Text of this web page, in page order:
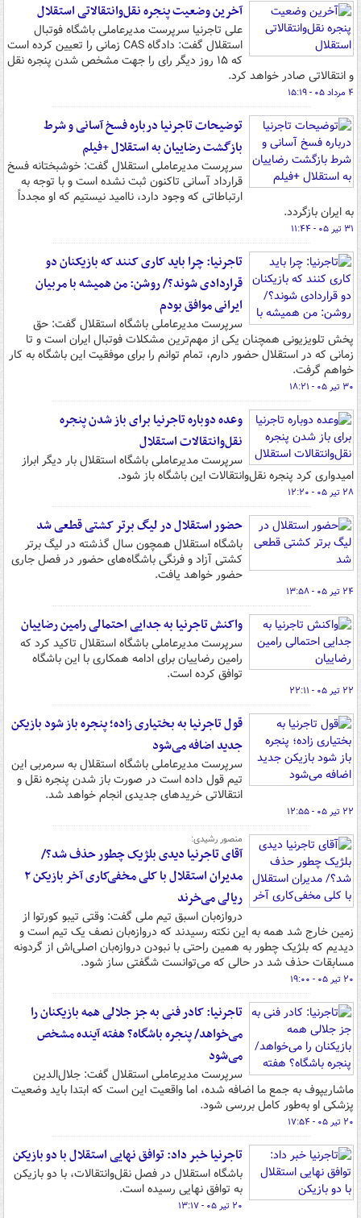
آخرین وضعیت پنجره نقل‌وانتقالاتی استقلال
علی تاجرنیا سرپرست مدیرعاملی باشگاه فوتبال
استقلال گفت: دادگاه CAS زمانی را تعیین کرده است
که ۱۵ روز دیگر رای را جهت مشخص شدن پنجره نقل
و انتقالاتی صادر خواهد کرد.
۴ مرداد ۰۵ - ۱۵:۱۹
توضیحات تاجرنیا درباره فسخ آسانی و شرط
بازگشت رضاییان به استقلال +فیلم
سرپرست مدیرعاملی استقلال گفت: خوشبختانه فسخ
قرارداد آسانی تاکنون ثبت نشده است و با توجه به
ارتباطاتی که وجود دارد، ناامید نیستیم که او مجدداً
به ایران بازگردد.
۳۱ تیر ۰۵ - ۱۱:۴۴
تاجرنیا: چرا باید کاری کنند که بازیکنان دو
قراردادی شوند؟/ روشن: من همیشه با مربیان
ایرانی موافق بودم
سرپرست مدیرعاملی باشگاه استقلال گفت: حق
پخش تلویزیونی همچنان یکی از مهم‌ترین مشکلات فوتبال ایران است و تا
زمانی که در استقلال حضور دارم، تمام توانم را برای موفقیت این باشگاه به کار
خواهم گرفت.
۳۰ تیر ۰۵ - ۱۸:۲۱
وعده دوباره تاجرنیا برای باز شدن پنجره
نقل‌وانتقالات استقلال
سرپرست مدیرعاملی باشگاه استقلال بار دیگر ابراز
امیدواری کرد پنجره نقل‌وانتقالات این باشگاه باز شود.
۲۸ تیر ۰۵ - ۱۲:۲۰
حضور استقلال در لیگ برتر کشتی قطعی شد
باشگاه استقلال همچون سال گذشته در لیگ برتر
کشتی آزاد و فرنگی باشگاه‌های حضور در فصل جاری
حضور خواهد یافت.
۲۴ تیر ۰۵ - ۱۳:۵۸
واکنش تاجرنیا به جدایی احتمالی رامین رضاییان
سرپرست مدیرعاملی باشگاه استقلال تاکید کرد که
رامین رضاییان برای ادامه همکاری با این باشگاه
توافق کرده است.
۲۲ تیر ۰۵ - ۲۲:۱۱
قول تاجرنیا به بختیاری زاده؛ پنجره باز شود بازیکن
جدید اضافه می‌شود
سرپرست مدیرعاملی باشگاه استقلال به سرمربی این
تیم قول داده است در صورت باز شدن پنجره نقل و
انتقالاتی خریدهای جدیدی انجام خواهد شد.
۲۲ تیر ۰۵ - ۱۲:۵۵
منصور رشیدی:
آقای تاجرنیا دیدی بلژیک چطور حذف شد؟/
مدیران استقلال با کلی مخفی‌کاری آخر بازیکن ۲
ریالی می‌خرند
دروازه‌بان اسبق تیم ملی گفت: وقتی تیبو کورتوا از
زمین خارج شد همه به این نکته رسیدند که دروازه‌بان نصف یک تیم است و
دیدیم که بلژیک چطور به همین راحتی با نبودن دروازه‌بان اصلی‌اش از گردونه
مسابقات حذف شد در حالی که می‌توانست شگفتی ساز شود.
۲۰ تیر ۰۵ - ۱۹:۰۰
تاجرنیا: کادر فنی به جز جلالی همه بازیکنان را
می‌خواهد/ پنجره باشگاه؟ هفته آینده مشخص
می‌شود
سرپرست مدیرعاملی استقلال گفت: جلال‌الدین
ماشاریپوف به جمع ما اضافه شده، اما واقعیت این است که ابتدا باید وضعیت
پزشکی او به‌طور کامل بررسی شود.
۲۰ تیر ۰۵ - ۱۷:۵۴
تاجرنیا خبر داد: توافق نهایی استقلال با دو بازیکن
باشگاه استقلال در فصل نقل‌وانتقالات، با دو بازیکن
به توافق نهایی رسیده است.
۲۰ تیر ۰۵ - ۱۳:۱۷